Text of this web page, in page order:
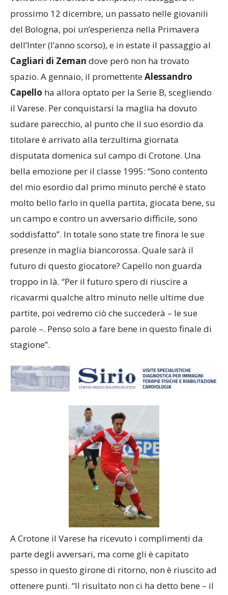
prossimo 12 dicembre, un passato nelle giovanili
del Bologna, poi un’esperienza nella Primavera
dell’Inter (l’anno scorso), e in estate il passaggio al
Cagliari di Zeman dove però non ha trovato
spazio. A gennaio, il promettenteAlessandro
Capello ha allora optato per la Serie B, scegliendo
il Varese. Per conquistarsi la maglia ha dovuto
sudare parecchio, al punto che il suo esordio da
titolare è arrivato alla terzultima giornata
disputata domenica sul campo di Crotone. Una
bella emozione per il classe 1995: “Sono contento
del mio esordio dal primo minuto perché è stato
molto bello farlo in quella partita, giocata bene, su
un campo e contro un avversario difficile, sono
soddisfatto”. In totale sono state tre finora le sue
presenze in maglia biancorossa. Quale sarà il
futuro di questo giocatore? Capello non guarda
troppo in là. “Per il futuro spero di riuscire a
ricavarmi qualche altro minuto nelle ultime due
partite, poi vedremo ciò che succederà – le sue
parole –. Penso solo a fare bene in questo finale di
stagione”.
A Crotone il Varese ha ricevuto i complimenti da
parte degli avversari, ma come gli è capitato
spesso in questo girone di ritorno, non è riuscito ad
ottenere punti. “Il risultato non ci ha detto bene – il